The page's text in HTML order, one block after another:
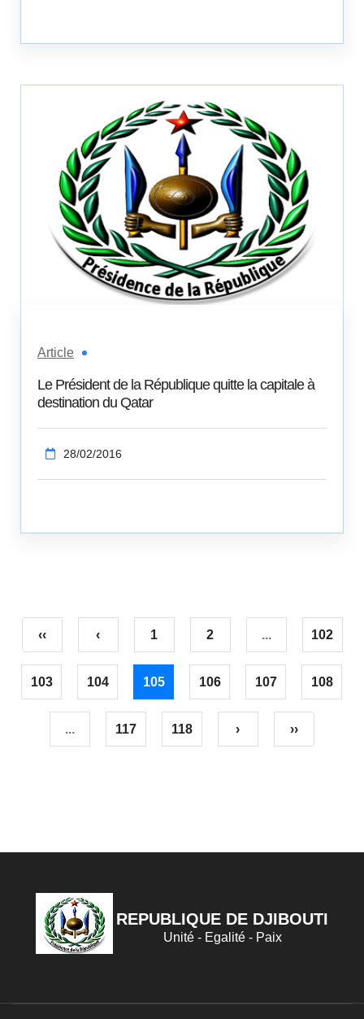
Article
Le Président de la République quitte la capitale à
destination du Qatar
28/02/2016
‹‹ ‹ 1 2 ... 102
103 104 105 106 107 108
... 117 118 › ››
REPUBLIQUE DE DJIBOUTI
Unité - Egalité - Paix